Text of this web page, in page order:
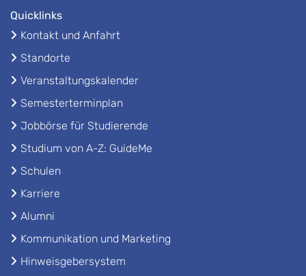
Quicklinks
Kontakt und Anfahrt
Standorte
Veranstaltungskalender
Semesterterminplan
Jobbörse für Studierende
Studium von A-Z: GuideMe
Schulen
Karriere
Alumni
Kommunikation und Marketing
Hinweisgebersystem